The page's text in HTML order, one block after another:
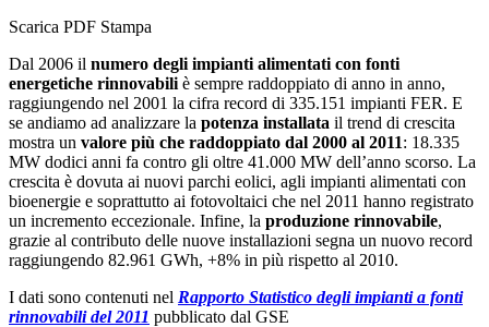
Scarica PDF Stampa
Dal 2006 il numero degli impianti alimentati con fonti
energetiche rinnovabili è sempre raddoppiato di anno in anno,
raggiungendo nel 2001 la cifra record di 335.151 impianti FER. E
se andiamo ad analizzare la potenza installata il trend di crescita
mostra un valore più che raddoppiato dal 2000 al 2011: 18.335
MW dodici anni fa contro gli oltre 41.000 MW dell’anno scorso. La
crescita è dovuta ai nuovi parchi eolici, agli impianti alimentati con
bioenergie e soprattutto ai fotovoltaici che nel 2011 hanno registrato
un incremento eccezionale. Infine, la produzione rinnovabile,
grazie al contributo delle nuove installazioni segna un nuovo record
raggiungendo 82.961 GWh, +8% in più rispetto al 2010.
I dati sono contenuti nel Rapporto Statistico degli impianti a fonti
rinnovabili del 2011 pubblicato dal GSE